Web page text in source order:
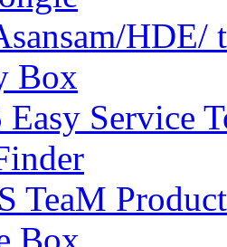
HDE/
Box
Service
TeaM
Box